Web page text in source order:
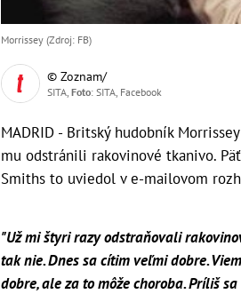
Morrissey (Zdroj: FB)
© Zoznam/
SITA, Foto: SITA, Facebook
MADRID - Britský hudobník
mu odstránili rakovinové tkanivo.
Smiths to uviedol v e-mailovom
"Už mi štyri razy odstraňovali
tak nie. Dnes sa cítim veľmi dobre.
dobre, ale za to môže choroba. Príliš